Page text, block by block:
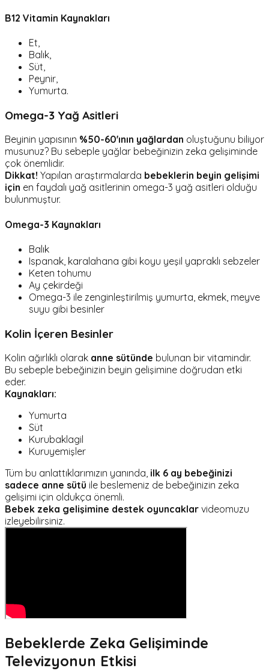
B12 Vitamin Kaynakları
Et,
Balık,
Süt,
Peynir,
Yumurta.
Omega-3 Yağ Asitleri
Beyinin yapısının %50-60'ının yağlardan oluştuğunu biliyor
musunuz? Bu sebeple yağlar bebeğinizin zeka gelişiminde
çok önemlidir.
Dikkat! Yapılan araştırmalarda bebeklerin beyin gelişimi
için en faydalı yağ asitlerinin omega-3 yağ asitleri olduğu
bulunmuştur.
Omega-3 Kaynakları
Balık
Ispanak, karalahana gibi koyu yeşil yapraklı sebzeler
Keten tohumu
Ay çekirdeği
Omega-3 ile zenginleştirilmiş yumurta, ekmek, meyve
suyu gibi besinler
Kolin İçeren Besinler
Kolin ağırlıklı olarak anne sütünde bulunan bir vitamindir.
Bu sebeple bebeğinizin beyin gelişimine doğrudan etki
eder.
Kaynakları:
Yumurta
Süt
Kurubaklagil
Kuruyemişler
Tüm bu anlattıklarımızın yanında, ilk 6 ay bebeğinizi
sadece anne sütü ile beslemeniz de bebeğinizin zeka
gelişimi için oldukça önemli.
Bebek zeka gelişimine destek oyuncaklar videomuzu
izleyebilirsiniz.
Bebeklerde Zeka Gelişiminde
Televizyonun Etkisi